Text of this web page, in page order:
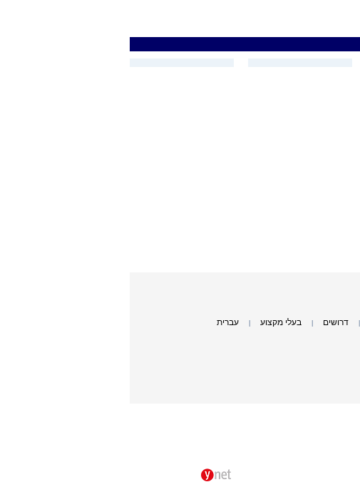
דרושים בעלי מקצוע עברית